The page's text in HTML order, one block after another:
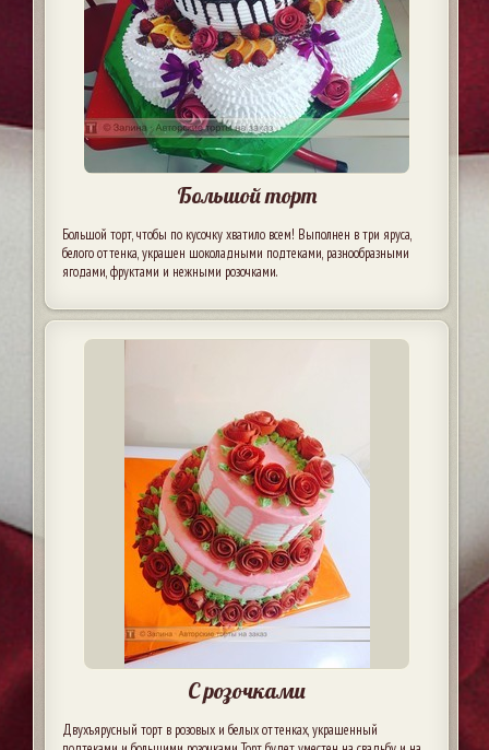
Большой торт
Большой торт, чтобы по кусочку хватило всем! Выполнен в три яруса,
белого оттенка, украшен шоколадными подтеками, разнообразными
ягодами, фруктами и нежными розочками.
С розочками
Двухъярусный торт в розовых и белых оттенках, украшенный